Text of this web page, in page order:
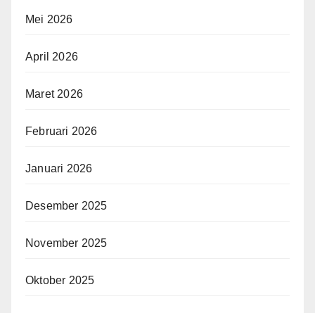
Mei 2026
April 2026
Maret 2026
Februari 2026
Januari 2026
Desember 2025
November 2025
Oktober 2025